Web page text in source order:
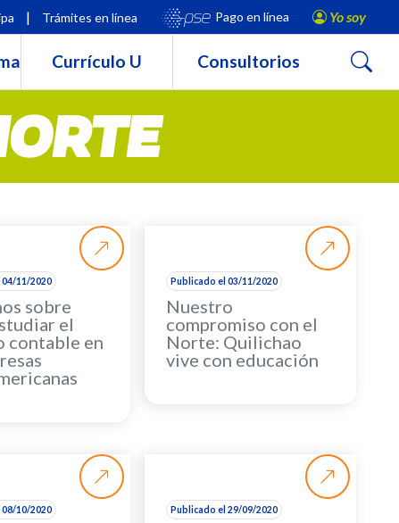
| Trámites en línea Pago en línea Yo soy
Currículo U Consultorios Buscar
11/2020
sobre
el
contable en
Publicado el 03/11/2020
Nuestro
compromiso con el
Norte: Quilichao
vive con educación
10/2020 Publicado el 29/09/2020